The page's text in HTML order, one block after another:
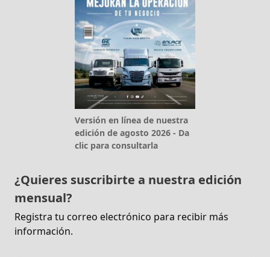
Versión en línea de nuestra
edición de agosto 2026 - Da
clic para consultarla
¿Quieres suscribirte a nuestra edición
mensual?
Registra tu correo electrónico para recibir más
información.